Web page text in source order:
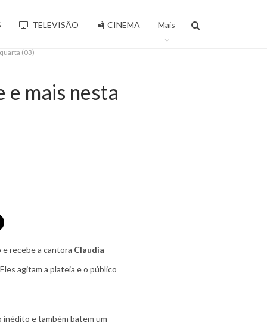
TELEVISÃO CINEMA Mais
(03)
e mais nesta
recebe a cantora Claudia
agitam a plateia e o público
inédito e também batem um